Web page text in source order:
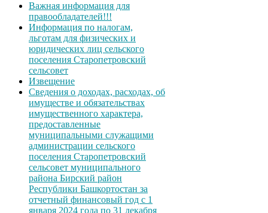
Важная информация для
правообладателей!!!
Информация по налогам,
льготам для физических и
юридических лиц сельского
поселения Старопетровский
сельсовет
Извещение
Сведения о доходах, расходах, об
имуществе и обязательствах
имущественного характера,
предоставленные
муниципальными служащими
администрации сельского
поселения Старопетровский
сельсовет муниципального
района Бирский район
Республики Башкортостан за
отчетный финансовый год с 1
января 2024 года по 31 декабря